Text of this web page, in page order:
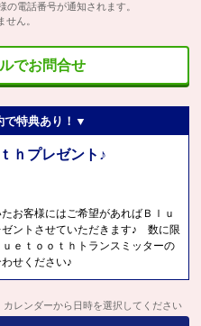
電話番号が通知されます。
せん。
でお問合せ
で特典あり！▼
ｈプレゼント♪
お客様にはご希望があればＢｌｕ
ゼントさせていただきます♪ 数に限
ｅｔｏｏｔｈトランスミッターの
せください♪
カレンダーから日時を選択してください